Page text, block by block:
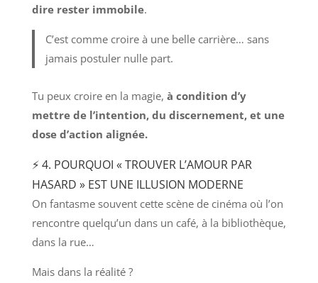
dire rester immobile.
C’est comme croire à une belle carrière… sans
jamais postuler nulle part.
Tu peux croire en la magie, à condition d’y
mettre de l’intention, du discernement, et une
dose d’action alignée.
⚡ 4. POURQUOI « TROUVER L’AMOUR PAR
HASARD » EST UNE ILLUSION MODERNE
On fantasme souvent cette scène de cinéma où l’on
rencontre quelqu’un dans un café, à la bibliothèque,
dans la rue…
Mais dans la réalité ?